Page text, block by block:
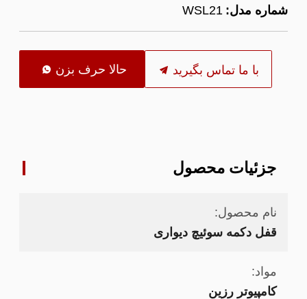
شماره مدل: WSL21
با ما تماس بگیرید حالا حرف بزن 
جزئیات محصول
نام محصول:
قفل دکمه سوئیچ دیواری
مواد:
کامپیوتر رزین